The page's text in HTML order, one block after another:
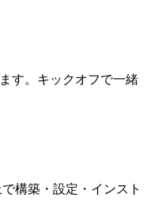
す。キックオフで一緒
構築・設定・インスト